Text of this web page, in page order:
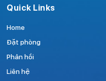
Quick Links
Home
Đặt phòng
Phản hồi
Liên hệ